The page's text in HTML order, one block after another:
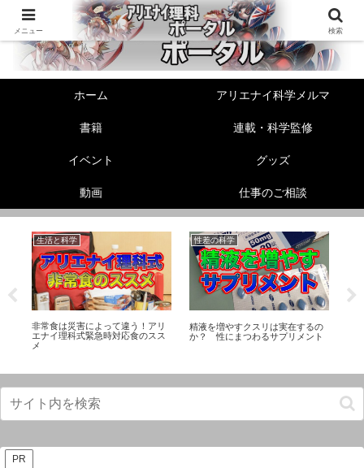
ホーム アリエナイ科学メルマ
書籍 連載・科学監修
イベント グッズ
動画 仕事のご相談
生活と科学
非常食は災害によって違う！アリ
エナイ理科式緊急時対応食のスス
メ
性差の科学
精液を増やすクスリは実在するの
か？ 性にまつわるサプリメント
PR
メニュー 検索